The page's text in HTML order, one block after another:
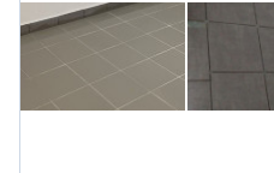
avec plein de défaut et qui ose
ne se voit pas .... bref j'ai mis fin a
tapissé que la moitié de ma